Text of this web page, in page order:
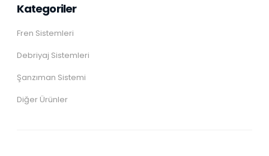
Kategoriler
Fren Sistemleri
Debriyaj Sistemleri
Şanzıman Sistemi
Diğer Ürünler